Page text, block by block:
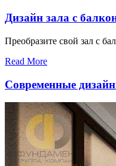
Дизайн зала с
Преобразите свой зал с
Read More
Современные